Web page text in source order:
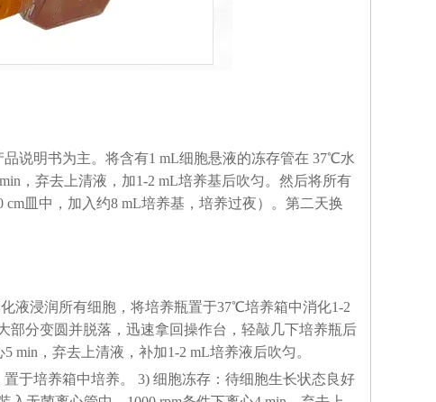
说明书为主。将含有1 mL细胞悬液的冻存管在 37℃水
，弃去上清液，加1-2 mL培养基后吹匀。然后将所有
皿中，加入约8 mL培养基，培养过夜）。第二天换
液浸润所有细胞，将培养瓶置于37℃培养箱中消化1-2
部分变圆并脱落，迅速拿回操作台，轻敲几下培养瓶后
5 min，弃去上清液，补加1-2 mL培养液后吹匀。
于培养箱中培养。 3) 细胞冻存：待细胞生长状态良好